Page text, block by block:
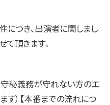
につき、出演者に関しまし
て頂きます。
守秘義務が守れない方のエ
す）【本番までの流れにつ